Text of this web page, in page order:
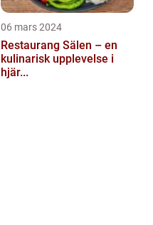
06 mars 2024
Restaurang Sälen – en
kulinarisk upplevelse i
hjär...